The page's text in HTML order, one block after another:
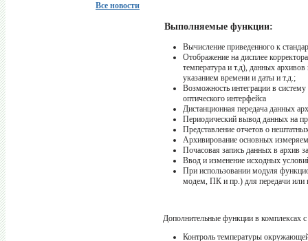
Все новости
Выполняемые функции:
Вычисление приведенного к
Отображение на дисплее
температура и т.д), данных
указанием времени и даты и т.д.;
Возможность интеграции в
оптического интерфейса
Дистанционная передача данных
Периодический вывод данных на
Представление отчетов о
Архивирование основных
Почасовая запись данных в архив
Ввод и изменение исходных
При использовании модуля
модем, ПК и пр.) для передачи или
Дополнительные функции в комплексах с
Контроль температуры